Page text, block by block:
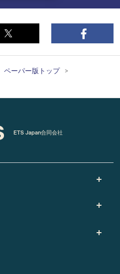
ペーパー版トップ
ETS Japan合同会社